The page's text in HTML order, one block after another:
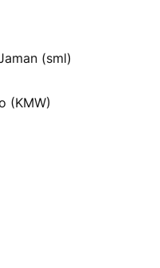
(sml)
(KMW)